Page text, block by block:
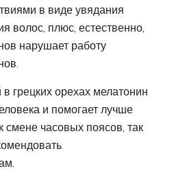
в виде увядания
волос, плюс, естественно,
нарушает работу
грецких орехах мелатонин
и помогает лучше
смене часовых поясов, так